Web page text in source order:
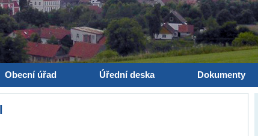
Obecní úřad Úřední deska Dokumenty